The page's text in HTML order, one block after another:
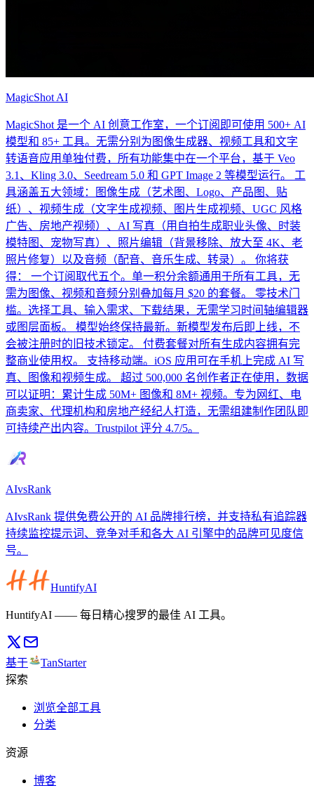
MagicShot AI
MagicShot 是一个 AI 创意工作室，一个订阅即可使用 500+ AI
模型和 85+ 工具。无需分别为图像生成器、视频工具和文字
转语音应用单独付费，所有功能集中在一个平台，基于 Veo
3.1、Kling 3.0、Seedream 5.0 和 GPT Image 2 等模型运行。 工
具涵盖五大领域：图像生成（艺术图、Logo、产品图、贴
纸）、视频生成（文字生成视频、图片生成视频、UGC 风格
广告、房地产视频）、AI 写真（用自拍生成职业头像、时装
模特图、宠物写真）、照片编辑（背景移除、放大至 4K、老
照片修复）以及音频（配音、音乐生成、转录）。 你将获
得： 一个订阅取代五个。单一积分余额通用于所有工具，无
需为图像、视频和音频分别叠加每月 $20 的套餐。 零技术门
槛。选择工具、输入需求、下载结果，无需学习时间轴编辑器
或图层面板。 模型始终保持最新。新模型发布后即上线，不
会被注册时的旧技术锁定。 付费套餐对所有生成内容拥有完
整商业使用权。 支持移动端。iOS 应用可在手机上完成 AI 写
真、图像和视频生成。 超过 500,000 名创作者正在使用，数据
可以证明：累计生成 50M+ 图像和 8M+ 视频。专为网红、电
商卖家、代理机构和房地产经纪人打造，无需组建制作团队即
可持续产出内容。Trustpilot 评分 4.7/5。
AIvsRank
AIvsRank 提供免费公开的 AI 品牌排行榜，并支持私有追踪器
持续监控提示词、竞争对手和各大 AI 引擎中的品牌可见度信
号。
HuntifyAI
HuntifyAI —— 每日精心搜罗的最佳 AI 工具。
基于
TanStarter
探索
浏览全部工具
分类
资源
博客